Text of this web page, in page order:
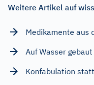
Weitere Artikel auf
Medikamente aus
Auf Wasser gebaut
Konfabulation